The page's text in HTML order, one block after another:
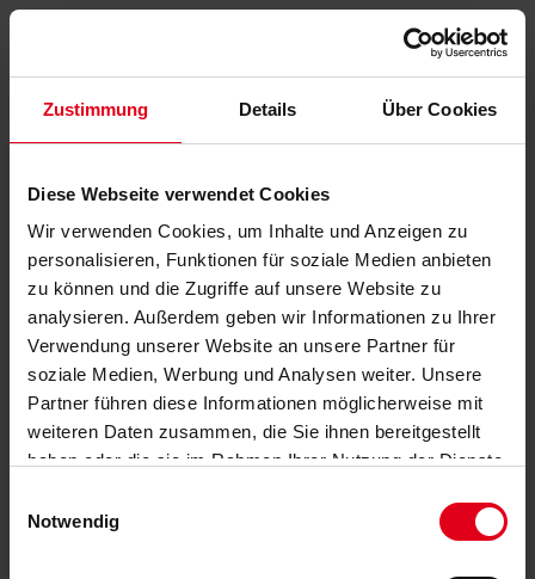
Zustimmung Details Über Cookies
Diese Webseite verwendet Cookies
Wir verwenden Cookies, um Inhalte und Anzeigen zu
personalisieren, Funktionen für soziale Medien anbieten
zu können und die Zugriffe auf unsere Website zu
analysieren. Außerdem geben wir Informationen zu Ihrer
Verwendung unserer Website an unsere Partner für
soziale Medien, Werbung und Analysen weiter. Unsere
Partner führen diese Informationen möglicherweise mit
weiteren Daten zusammen, die Sie ihnen bereitgestellt
haben oder die sie im Rahmen Ihrer Nutzung der Dienste
Notwendig